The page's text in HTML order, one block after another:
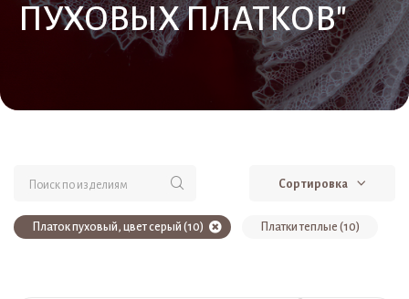
ПУХОВЫХ ПЛАТКОВ"
Сортировка
Платок пуховый, цвет серый (10) Платки теплые (10)